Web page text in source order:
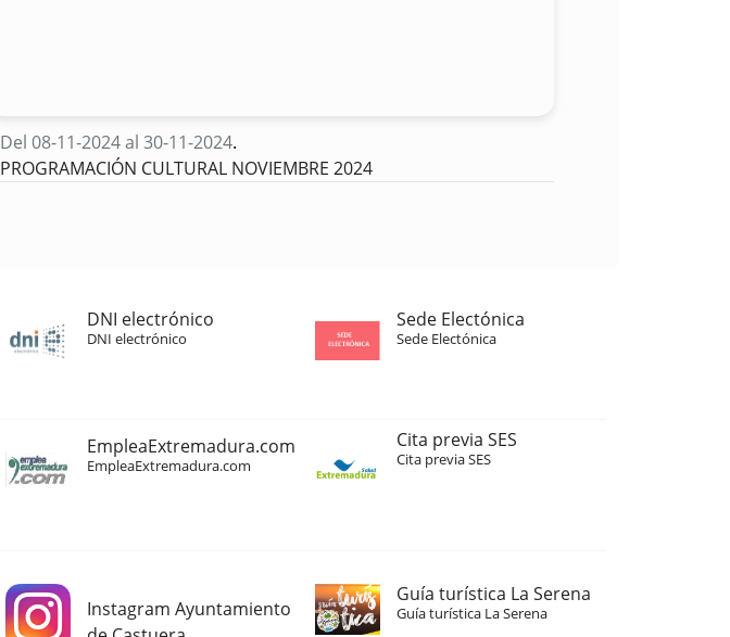
Del 08-11-2024 al 30-11-2024.
PROGRAMACIÓN CULTURAL NOVIEMBRE 2024
DNI electrónico
DNI electrónico
Sede Electónica
Sede Electónica
EmpleaExtremadura.com
EmpleaExtremadura.com
Cita previa SES
Cita previa SES
Instagram Ayuntamiento
Guía turística La Serena
Guía turística La Serena